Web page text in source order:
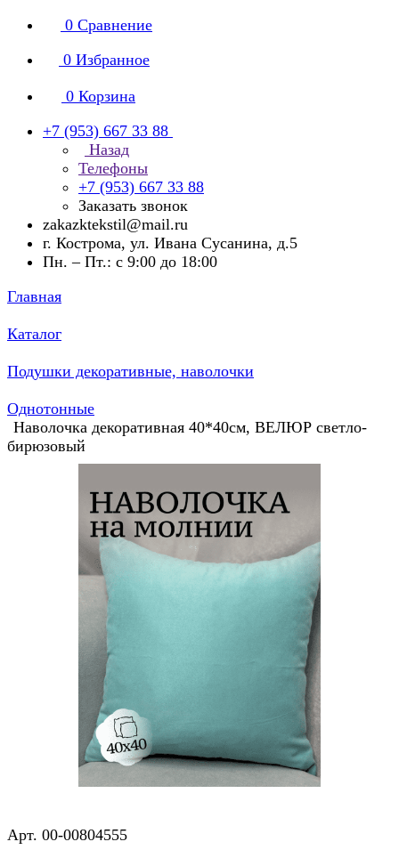
0 Сравнение
0 Избранное
0 Корзина
+7 (953) 667 33 88
Назад
Телефоны
+7 (953) 667 33 88
Заказать звонок
zakazktekstil@mail.ru
г. Кострома, ул. Ивана Сусанина, д.5
Пн. – Пт.: с 9:00 до 18:00
Главная
Каталог
Подушки декоративные, наволочки
Однотонные
Наволочка декоративная 40*40см, ВЕЛЮР светло-
бирюзовый
Арт. 00-00804555